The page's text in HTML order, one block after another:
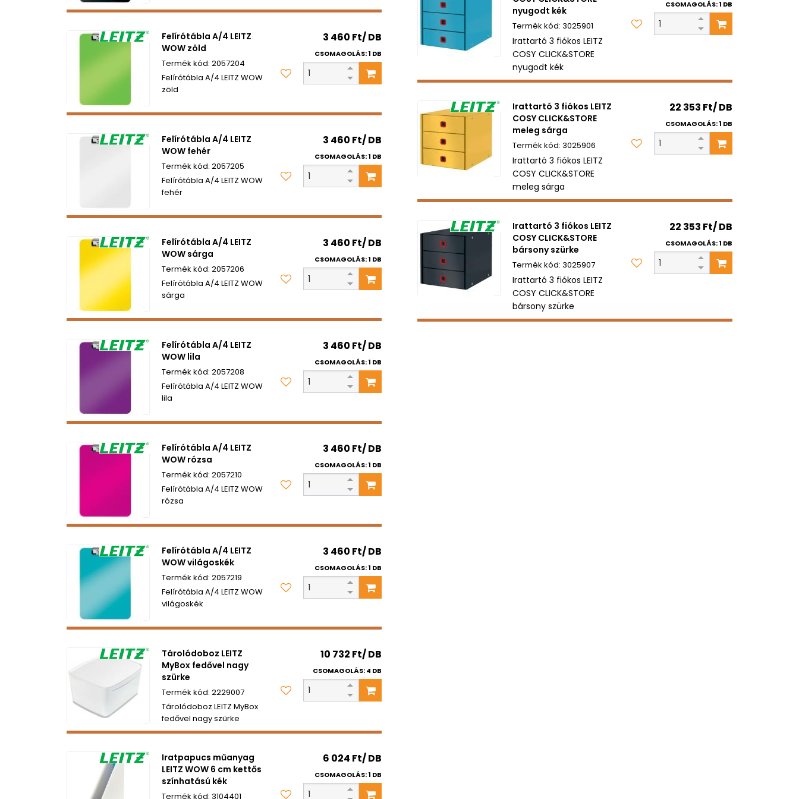
Felírótábla A/4 LEITZ
WOW zöld
2057204
Felírótábla A/4 LEITZ WOW
zöld
3 460 Ft/ DB
CSOMAGOLÁS: 1 DB
Felírótábla A/4 LEITZ
WOW fehér
2057205
Felírótábla A/4 LEITZ WOW
fehér
3 460 Ft/ DB
CSOMAGOLÁS: 1 DB
Felírótábla A/4 LEITZ
WOW sárga
2057206
Felírótábla A/4 LEITZ WOW
sárga
3 460 Ft/ DB
CSOMAGOLÁS: 1 DB
Felírótábla A/4 LEITZ
WOW lila
2057208
Felírótábla A/4 LEITZ WOW
lila
3 460 Ft/ DB
CSOMAGOLÁS: 1 DB
Felírótábla A/4 LEITZ
WOW rózsa
2057210
Felírótábla A/4 LEITZ WOW
rózsa
3 460 Ft/ DB
CSOMAGOLÁS: 1 DB
Felírótábla A/4 LEITZ
WOW világoskék
2057219
Felírótábla A/4 LEITZ WOW
világoskék
3 460 Ft/ DB
CSOMAGOLÁS: 1 DB
Tárolódoboz LEITZ
MyBox fedővel nagy
szürke
2229007
Tárolódoboz LEITZ MyBox
fedővel nagy szürke
10 732 Ft/ DB
CSOMAGOLÁS: 4 DB
Iratpapucs műanyag
LEITZ WOW 6 cm kettős
színhatású kék
3104401
6 024 Ft/ DB
CSOMAGOLÁS: 1 DB
nyugodt kék
3025901
Irattartó 3 fiókos LEITZ
COSY CLICK&STORE
nyugodt kék
CSOMAGOLÁS: 1 DB
Irattartó 3 fiókos LEITZ
COSY CLICK&STORE
meleg sárga
3025906
Irattartó 3 fiókos LEITZ
COSY CLICK&STORE
meleg sárga
22 353 Ft/ DB
CSOMAGOLÁS: 1 DB
Irattartó 3 fiókos LEITZ
COSY CLICK&STORE
bársony szürke
3025907
Irattartó 3 fiókos LEITZ
COSY CLICK&STORE
bársony szürke
22 353 Ft/ DB
CSOMAGOLÁS: 1 DB